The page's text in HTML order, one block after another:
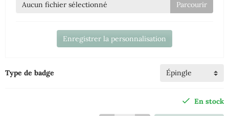
Aucun fichier sélectionné
Enregistrer la personnalisation
Type de badge
En stock